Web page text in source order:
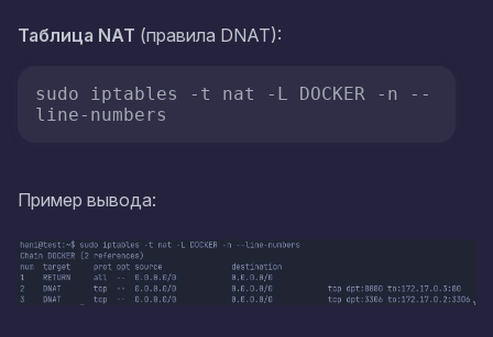
Таблица NAT (правила DNAT):
sudo iptables -t nat -L DOCKER -n --
line-numbers
Пример вывода: